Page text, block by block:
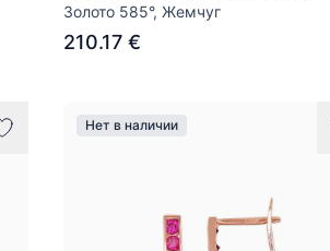
Золото 585°, Жемчуг
210.17 €
Нет в наличии